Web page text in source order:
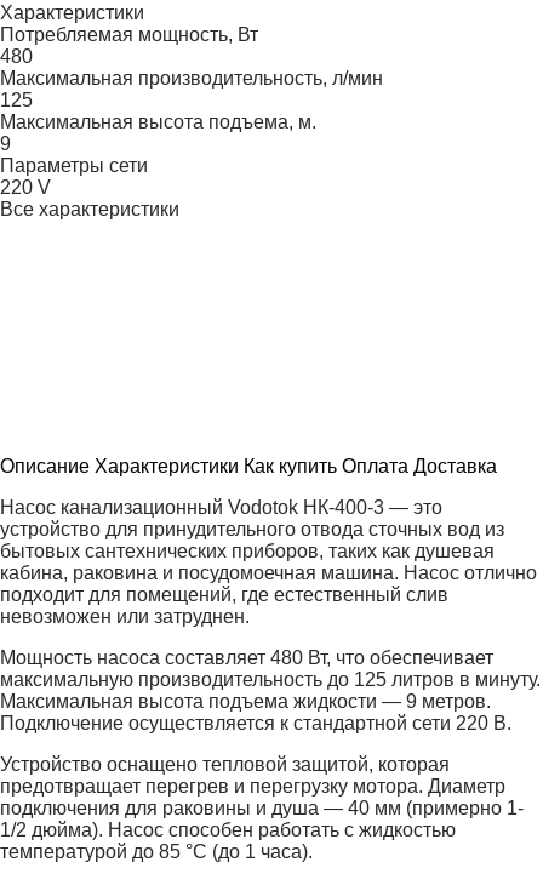
Характеристики
Потребляемая мощность, Вт
480
Максимальная производительность, л/мин
125
Максимальная высота подъема, м.
9
Параметры сети
220 V
Все характеристики
Описание Характеристики Как купить Оплата Доставка
Насос канализационный Vodotok НК-400-3 — это
устройство для принудительного отвода сточных вод из
бытовых сантехнических приборов, таких как душевая
кабина, раковина и посудомоечная машина. Насос отлично
подходит для помещений, где естественный слив
невозможен или затруднен.
Мощность насоса составляет 480 Вт, что обеспечивает
максимальную производительность до 125 литров в минуту.
Максимальная высота подъема жидкости — 9 метров.
Подключение осуществляется к стандартной сети 220 В.
Устройство оснащено тепловой защитой, которая
предотвращает перегрев и перегрузку мотора. Диаметр
подключения для раковины и душа — 40 мм (примерно 1-
1/2 дюйма). Насос способен работать с жидкостью
температурой до 85 °C (до 1 часа).